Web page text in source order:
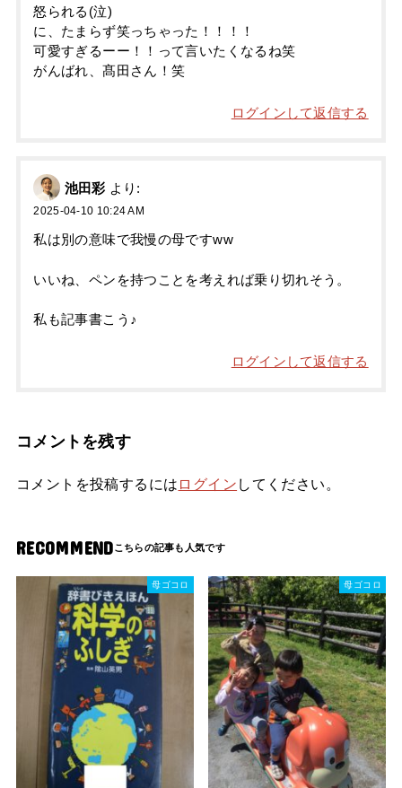
怒られる(泣)
に、たまらず笑っちゃった！！！！
可愛すぎるーー！！って言いたくなるね笑
がんばれ、髙田さん！笑
ログインして返信する
池田彩 より:
2025-04-10 10:24 AM
私は別の意味で我慢の母ですww
いいね、ペンを持つことを考えれば乗り切れそう。
私も記事書こう♪
ログインして返信する
コメントを残す
コメントを投稿するには ログイン してください。
RECOMMEND
母ゴコロ 母ゴコロ